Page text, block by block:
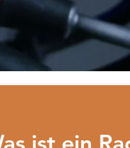
ist ein